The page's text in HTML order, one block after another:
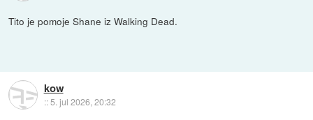
Tito je pomoje Shane iz Walking Dead.
kow
::5. jul 2026, 20:32